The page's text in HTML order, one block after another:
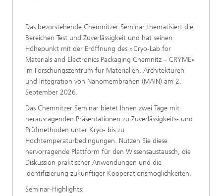
Das bevorstehende Chemnitzer Seminar thematisiert die
Bereichen Test und Zuverlässigkeit und hat seinen
Höhepunkt mit der Eröffnung des »Cryo-Lab for
Materials and Electronics Packaging Chemnitz – CRYME«
im Forschungszentrum für Materialien, Architekturen
und Integration von Nanomembranen (MAIN) am 2.
September 2026.
Das Chemnitzer Seminar bietet Ihnen zwei Tage mit
herausragenden Präsentationen zu Zuverlässigkeits- und
Prüfmethoden unter Kryo- bis zu
Hochtemperaturbedingungen. Nutzen Sie diese
hervorragende Plattform für den Wissensaustausch, die
Diskussion praktischer Anwendungen und die
Identifizierung zukünftiger Kooperationsmöglichkeiten.
Seminar-Highlights: